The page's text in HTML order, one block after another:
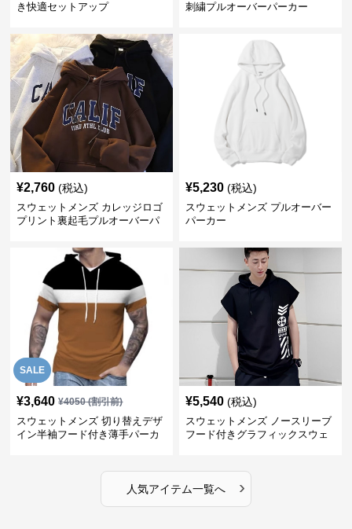
き快適セットアップ
刺繍プルオーバーパーカー
¥2,760 (税込)
スウェットメンズ カレッジロゴ
プリント裏起毛プルオーバーパ
¥5,230 (税込)
スウェットメンズ プルオーバー
パーカー
SALE
¥3,640 ¥4050(割引前)
スウェットメンズ 切り替えデザ
イン半袖フード付き薄手パーカ
¥5,540 (税込)
スウェットメンズ ノースリーブ
フード付きグラフィックスウェ
人気アイテム一覧へ ›